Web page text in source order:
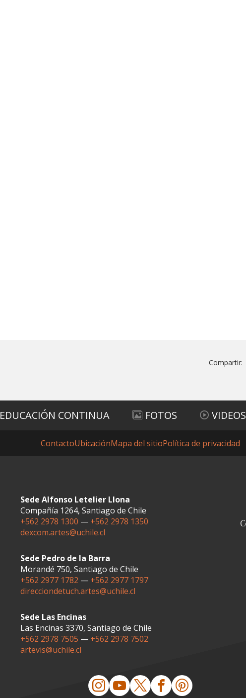
Compartir:
EDUCACIÓN CONTINUA FOTOS VIDEOS
ContactoUbicaciónMapa del sitioPolítica de privacidad
Sede Alfonso Letelier Llona
Compañía 1264, Santiago de Chile
+562 2978 1300 — +562 2978 1350
dexcom.artes@uchile.cl
Sede Pedro de la Barra
Morandé 750, Santiago de Chile
+562 2977 1782 — +562 2977 1797
direcciondetuch.artes@uchile.cl
Sede Las Encinas
Las Encinas 3370, Santiago de Chile
+562 2978 7505 — +562 2978 7502
artevis@uchile.cl